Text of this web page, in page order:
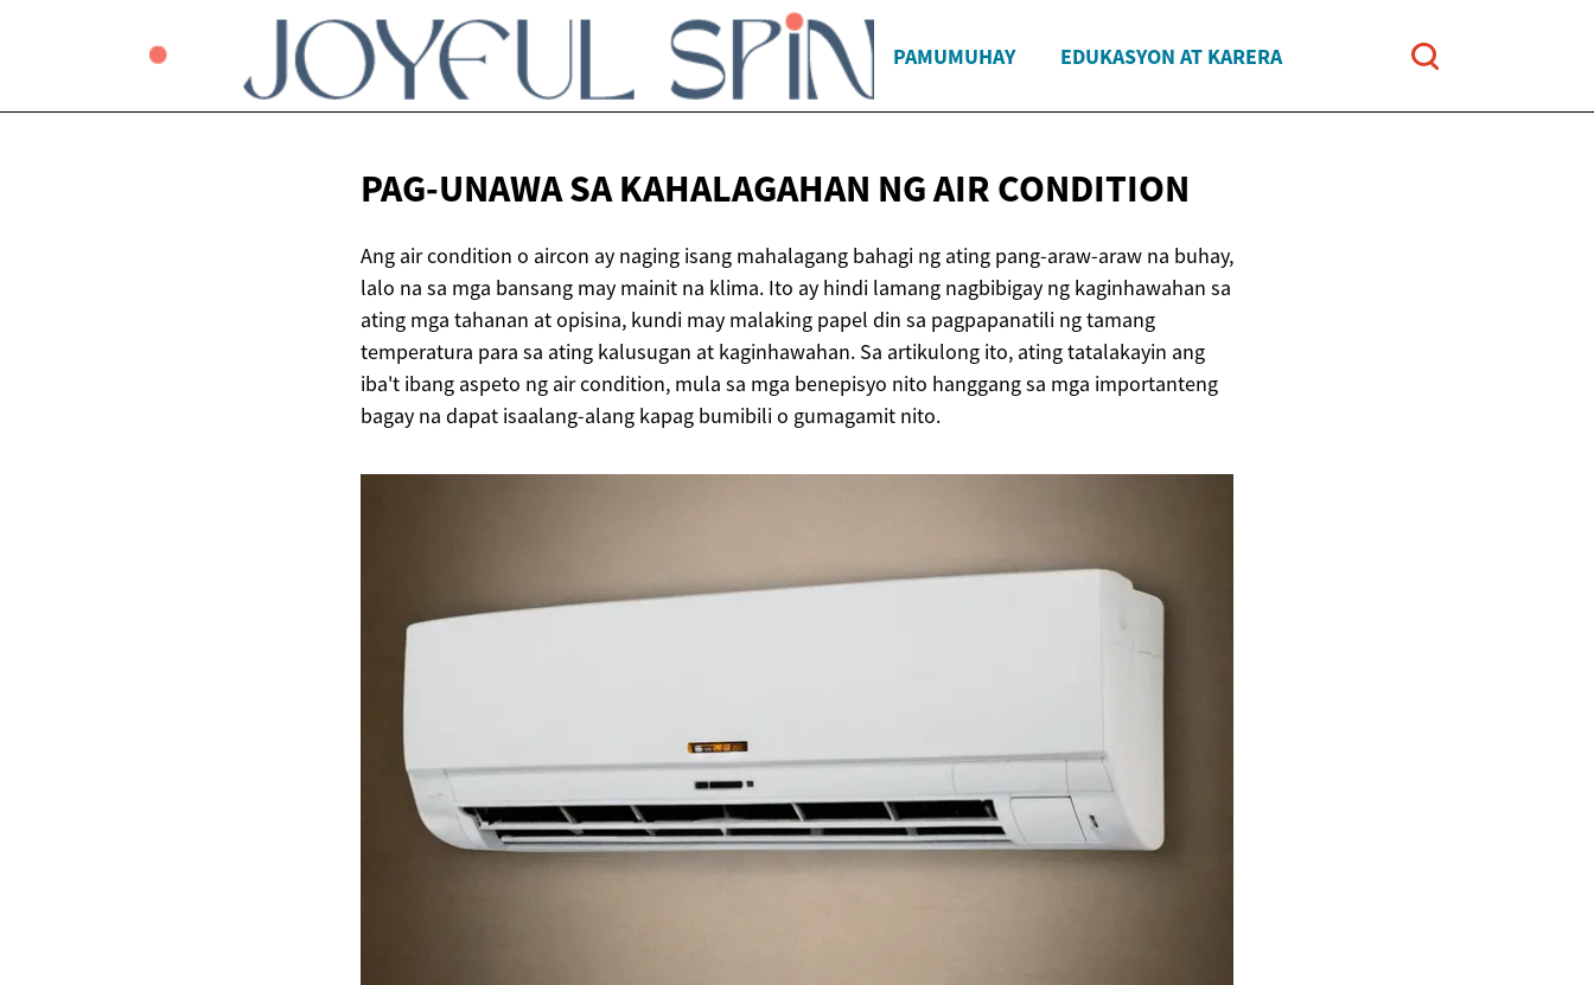
PAMUMUHAY EDUKASYON AT KARERA
PAG-UNAWA SA KAHALAGAHAN NGAIR CONDITION
Ang air condition o aircon ay naging isang mahalagang bahagi ng ating pang-araw-araw na buhay,
lalo na sa mga bansang may mainit na klima. Ito ay hindi lamang nagbibigay ng kaginhawahan sa
ating mga tahanan at opisina, kundi may malaking papel din sa pagpapanatili ng tamang
temperatura para sa ating kalusugan at kaginhawahan. Sa artikulong ito, ating tatalakayin ang
iba't ibang aspeto ng air condition, mula sa mga benepisyo nito hanggang sa mga importanteng
bagay na dapat isaalang-alang kapag bumibili o gumagamit nito.